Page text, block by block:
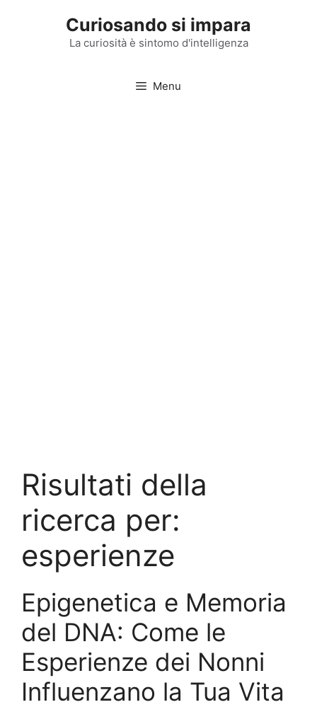
Curiosando si impara
La curiosità è sintomo d'intelligenza
Menu
Risultati della
ricerca per:
esperienze
Epigenetica e Memoria
del DNA: Come le
Esperienze dei Nonni
Influenzano la Tua Vita